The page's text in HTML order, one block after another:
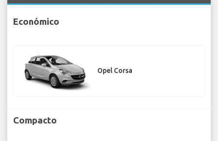
Económico
Opel Corsa
Compacto